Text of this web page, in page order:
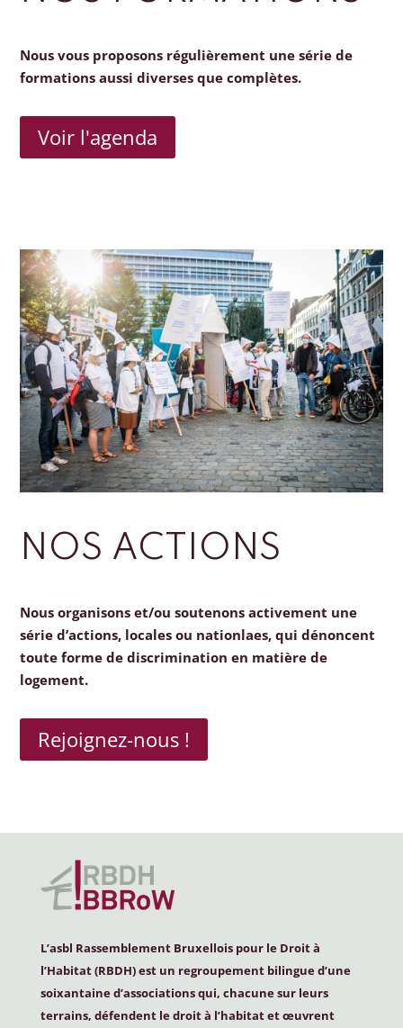
Nous vous proposons régulièrement une série de
formations aussi diverses que complètes.
Voir l'agenda
NOS ACTIONS
Nous organisons et/ou soutenons activement une
série d’actions, locales ou nationlaes, qui dénoncent
toute forme de discrimination en matière de
logement.
Rejoignez-nous !
L’asbl Rassemblement Bruxellois pour le Droit à
l’Habitat (RBDH) est un regroupement bilingue d’une
soixantaine d’associations qui, chacune sur leurs
terrains, défendent le droit à l’habitat et œuvrent